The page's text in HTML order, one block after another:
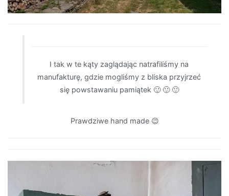
I tak w te kąty zaglądając natrafiliśmy na
manufakturę, gdzie mogliśmy z bliska przyjrzeć
się powstawaniu pamiątek 🙂 🙂 🙂
Prawdziwe hand made 😉